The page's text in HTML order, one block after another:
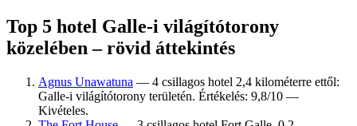
Top 5 hotel Galle-i világítótorony
közelében – rövid áttekintés
Agnus Unawatuna — 4 csillagos hotel 2,4 kilométerre ettől:
Galle-i világítótorony területén. Értékelés: 9,8/10 —
Kivételes.